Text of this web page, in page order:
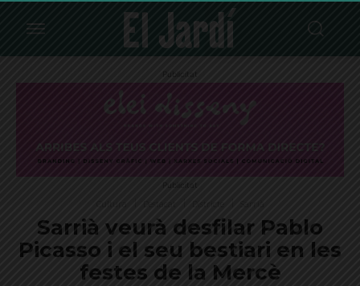
Publicitat
Publicitat
Sarrià veurà desfilar Pablo
Picasso i el seu bestiari en les
festes de la Mercè